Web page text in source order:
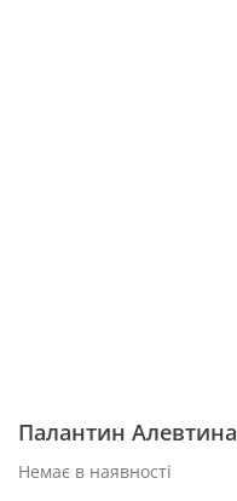
Палантин Алевтина
Немає в наявності